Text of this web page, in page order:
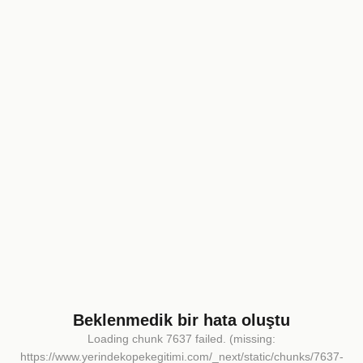
Beklenmedik bir hata oluştu
Loading chunk 7637 failed. (missing:
https://www.yerindekopekegitimi.com/_next/static/chunks/7637-